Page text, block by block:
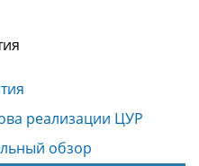
реализации ЦУР
обзор